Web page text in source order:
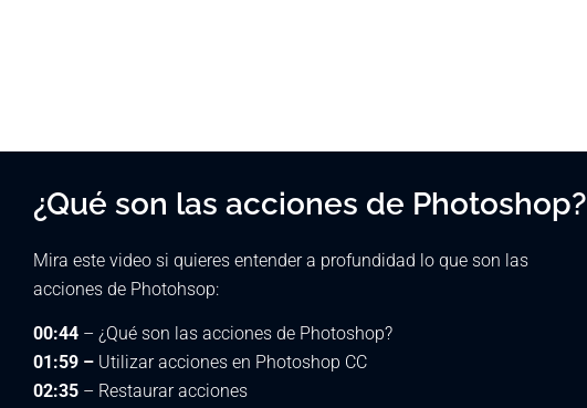
¿Qué son las acciones de Photoshop?
Mira este video si quieres entender a profundidad lo que son las
acciones de Photohsop:
00:44 – ¿Qué son las acciones de Photoshop?
01:59 – Utilizar acciones en Photoshop CC
02:35 – Restaurar acciones